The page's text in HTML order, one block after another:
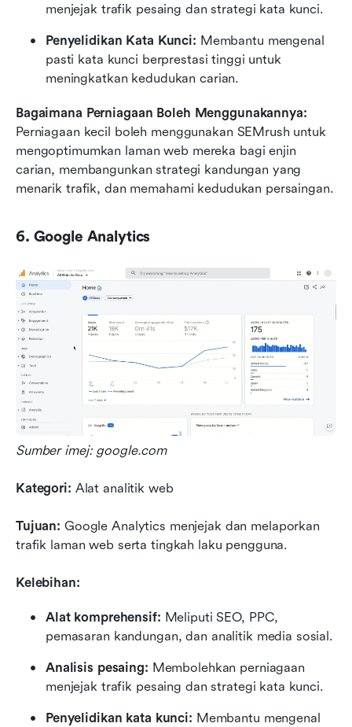
menjejak trafik pesaing dan strategi kata kunci.
Penyelidikan Kata Kunci: Membantu mengenal
pasti kata kunci berprestasi tinggi untuk
meningkatkan kedudukan carian.
Bagaimana Perniagaan Boleh Menggunakannya:
Perniagaan kecil boleh menggunakan SEMrush untuk
mengoptimumkan laman web mereka bagi enjin
carian, membangunkan strategi kandungan yang
menarik trafik, dan memahami kedudukan persaingan.
6. Google Analytics
Sumber imej: google.com
Kategori: Alat analitik web
Tujuan: Google Analytics menjejak dan melaporkan
trafik laman web serta tingkah laku pengguna.
Kelebihan:
Alat komprehensif: Meliputi SEO, PPC,
pemasaran kandungan, dan analitik media sosial.
Analisis pesaing: Membolehkan perniagaan
menjejak trafik pesaing dan strategi kata kunci.
Penyelidikan kata kunci: Membantu mengenal